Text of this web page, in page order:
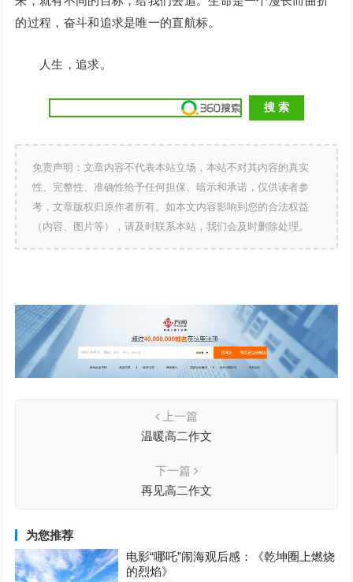
的过程，奋斗和追求是唯一的直航标。
人生，追求。
免责声明：文章内容不代表本站立场，本站不对其内容的真实
性、完整性、准确性给予任何担保、暗示和承诺，仅供读者参
考，文章版权归原作者所有。如本文内容影响到您的合法权益
（内容、图片等），请及时联系本站，我们会及时删除处理。
上一篇
温暖高二作文
下一篇
再见高二作文
为您推荐
电影“哪吒”闹海观后感：《乾坤圈上燃烧
的烈焰》